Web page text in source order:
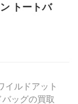
トートバ
イルドアット
ッグの買取